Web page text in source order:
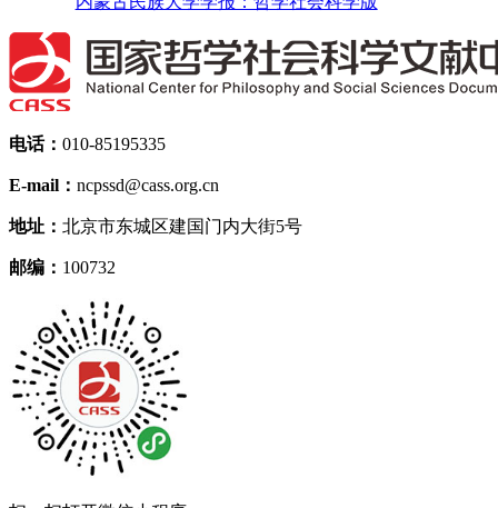
电话： 010-85195335
E-mail： ncpssd@cass.org.cn
地址： 北京市东城区建国门内大街5号
邮编： 100732